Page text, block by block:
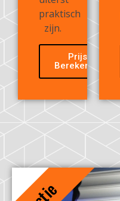
praktisch
zijn.
Prijs
Berekenen